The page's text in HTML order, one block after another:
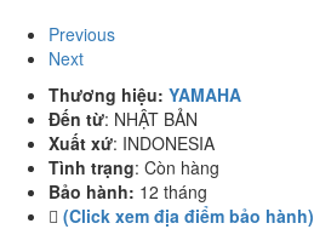
Previous
Next
Thương hiệu: YAMAHA
Đến từ: NHẬT BẢN
Xuất xứ: INDONESIA
Tình trạng: Còn hàng
Bảo hành: 12 tháng
(Click xem địa điểm bảo hành)